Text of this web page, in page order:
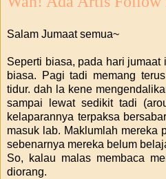
Salam Jumaat semua~
Seperti biasa, pada hari jumaat
biasa. Pagi tadi memang
tidur. dah la kene
sampai lewat sedikit tadi
kelaparannya terpaksa
masuk lab. Maklumlah mereka
sebenarnya mereka belum
So, kalau malas membaca
diorang.